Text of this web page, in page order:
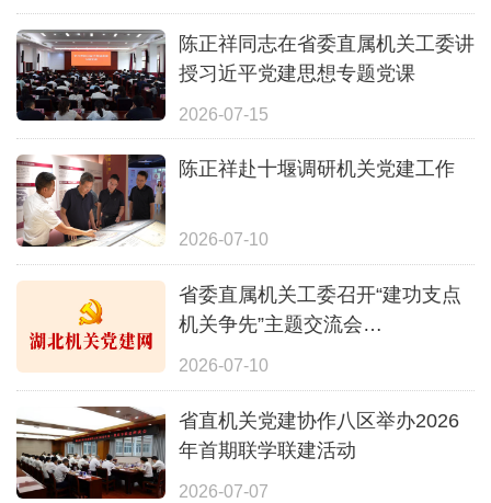
陈正祥同志在省委直属机关工委讲
授习近平党建思想专题党课
2026-07-15
陈正祥赴十堰调研机关党建工作
2026-07-10
省委直属机关工委召开“建功支点
机关争先”主题交流会
重温习近平总书记关于机关党建的
入学习贯彻习近平党建思想思路举
措
2026-07-10
省直机关党建协作八区举办2026
年首期联学联建活动
2026-07-07